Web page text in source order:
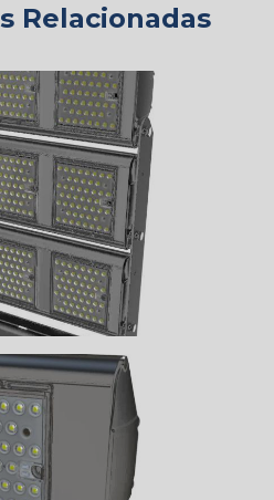
Relacionadas